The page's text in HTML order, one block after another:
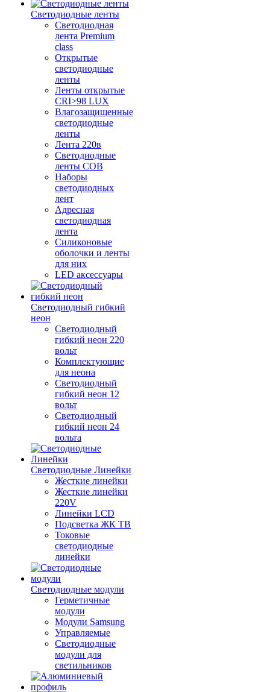
Светодиодные ленты
Светодиодная
лента Premium
class
Открытые
светодиодные
ленты
Ленты открытые
CRI>98 LUX
Влагозащищенные
светодиодные
ленты
Лента 220в
Светодиодные
ленты COB
Наборы
светодиодных
лент
Адресная
светодиодная
лента
Силиконовые
оболочки и ленты
для них
LED аксессуары
Светодиодный гибкий
неон
Светодиодный
гибкий неон 220
вольт
Комплектующие
для неона
Светодиодный
гибкий неон 12
вольт
Светодиодный
гибкий неон 24
вольта
Светодиодные Линейки
Жесткие линейки
Жесткие линейки
220V
Линейки LCD
Подсветка ЖК ТВ
Токовые
светодиодные
линейки
Светодиодные модули
Герметичные
модули
Модули Samsung
Управляемые
Светодиодные
модули для
светильников